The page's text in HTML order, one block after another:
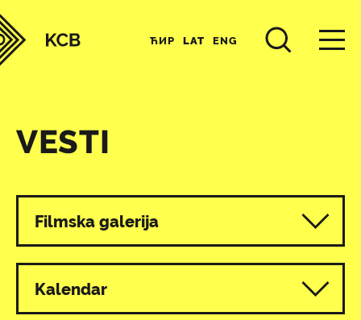
ЋИР LAT ENG
VESTI
Svi programi
Filmska galerija
Kalendar